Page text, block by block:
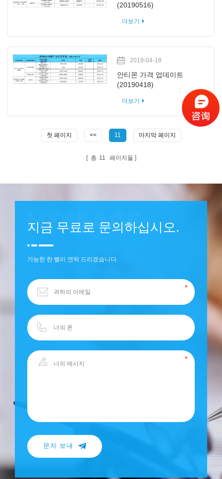
(20190516)
더보기
2019-04-18
안티몬 가격 업데이트
(20190418)
더보기
첫 페이지 << 11 마지막 페이지
총 11 페이지들
지금 무료로 문의하십시오.
가능한 한 빨리 연락 드리겠습니다.
문자 보내